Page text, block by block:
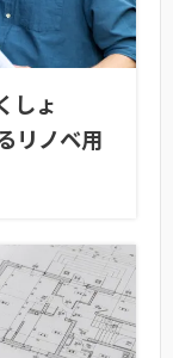
しょ
リノベ用